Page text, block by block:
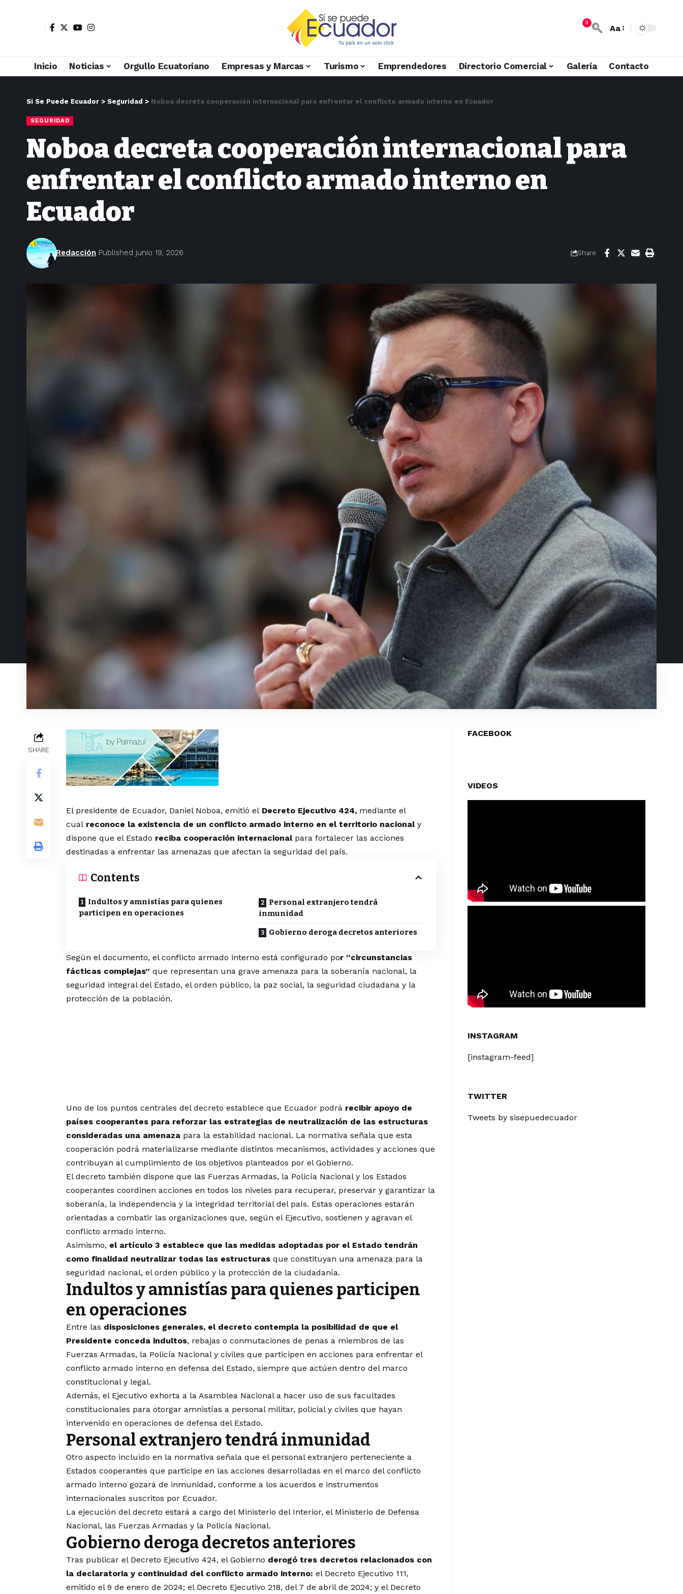
9
Aa
Inicio Noticias Orgullo Ecuatoriano Empresas y Marcas Turismo Emprendedores Directorio Comercial Galería Contacto
Si Se Puede Ecuador > Seguridad > Noboa decreta cooperación internacional para enfrentar el conflicto armado interno en Ecuador
SEGURIDAD
Noboa decreta cooperación internacional para
enfrentar el conflicto armado interno en
Ecuador
Redacción Published junio 19, 2026 Share
SHARE
El presidente de Ecuador, Daniel Noboa, emitió el Decreto Ejecutivo 424, mediante el
cual reconoce la existencia de un conflicto armado interno en el territorio nacionaly
dispone que el Estado reciba cooperación internacionalpara fortalecer las acciones
destinadas a enfrentar las amenazas que afectan la seguridad del país.
Contents
Indultos y amnistías para quienes
participen en operaciones
Personal extranjero tendrá
inmunidad
Gobierno deroga decretos anteriores
Según el documento, el conflicto armado interno está configurado por “circunstancias
fácticas complejas” que representan una grave amenaza para la soberanía nacional, la
seguridad integral del Estado, el orden público, la paz social, la seguridad ciudadana y la
protección de la población.
Uno de los puntos centrales del decreto establece que Ecuador podrá recibir apoyo de
países cooperantes para reforzar las estrategias de neutralización de las estructuras
consideradas una amenaza para la estabilidad nacional. La normativa señala que esta
cooperación podrá materializarse mediante distintos mecanismos, actividades y acciones que
contribuyan al cumplimiento de los objetivos planteados por el Gobierno.
El decreto también dispone que las Fuerzas Armadas, la Policía Nacional y los Estados
cooperantes coordinen acciones en todos los niveles para recuperar, preservar y garantizar la
soberanía, la independencia y la integridad territorial del país. Estas operaciones estarán
orientadas a combatir las organizaciones que, según el Ejecutivo, sostienen y agravan el
conflicto armado interno.
Asimismo, el artículo 3 establece que las medidas adoptadas por el Estado tendrán
como finalidad neutralizar todas las estructuras que constituyan una amenaza para la
seguridad nacional, el orden público y la protección de la ciudadanía.
Indultos y amnistías para quienes participen
en operaciones
Entre las disposiciones generales, el decreto contempla la posibilidad de que el
Presidente conceda indultos, rebajas o conmutaciones de penas a miembros de las
Fuerzas Armadas, la Policía Nacional y civiles que participen en acciones para enfrentar el
conflicto armado interno en defensa del Estado, siempre que actúen dentro del marco
constitucional y legal.
Además, el Ejecutivo exhorta a la Asamblea Nacional a hacer uso de sus facultades
constitucionales para otorgar amnistías a personal militar, policial y civiles que hayan
intervenido en operaciones de defensa del Estado.
Personal extranjero tendrá inmunidad
Otro aspecto incluido en la normativa señala que el personal extranjero perteneciente a
Estados cooperantes que participe en las acciones desarrolladas en el marco del conflicto
armado interno gozará de inmunidad, conforme a los acuerdos e instrumentos
internacionales suscritos por Ecuador.
La ejecución del decreto estará a cargo del Ministerio del Interior, el Ministerio de Defensa
Nacional, las Fuerzas Armadas y la Policía Nacional.
Gobierno deroga decretos anteriores
Tras publicar el Decreto Ejecutivo 424, el Gobierno derogó tres decretos relacionados con
la declaratoria y continuidad del conflicto armado interno: el Decreto Ejecutivo 111,
emitido el 9 de enero de 2024; el Decreto Ejecutivo 218, del 7 de abril de 2024; y el Decreto
FACEBOOK
VIDEOS
INSTAGRAM
[instagram-feed]
TWITTER
Tweets by sisepuedecuador